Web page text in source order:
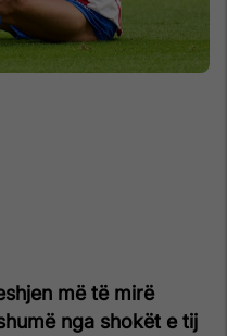
më të mirë
nga shokët e tij